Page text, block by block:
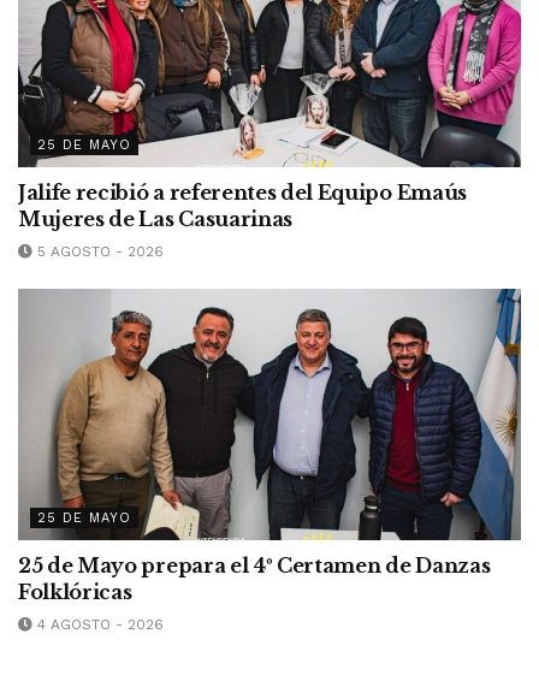
25 DE MAYO
Jalife recibió a referentes del Equipo Emaús
Mujeres de Las Casuarinas
5 AGOSTO - 2026
25 DE MAYO
25 de Mayo prepara el 4º Certamen de Danzas
Folklóricas
4 AGOSTO - 2026